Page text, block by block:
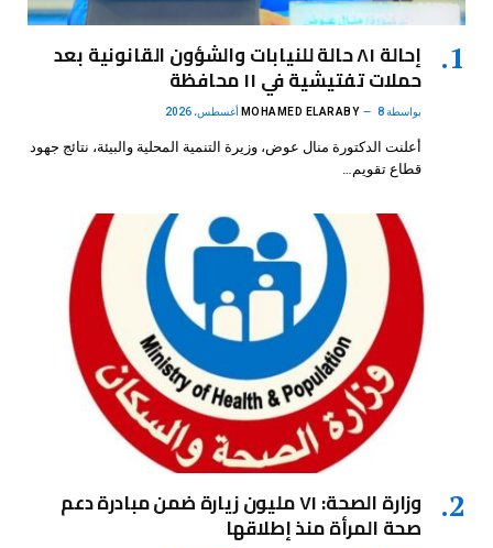
إحالة ٨١ حالة للنيابات والشؤون القانونية بعد
حملات تفتيشية في ١١ محافظة
بواسطة MOHAMED ELARABY 8 أغسطس، 2026
أعلنت الدكتورة منال عوض، وزيرة التنمية المحلية والبيئة، نتائج جهود
قطاع تقويم…
وزارة الصحة: ٧١ مليون زيارة ضمن مبادرة دعم
صحة المرأة منذ إطلاقها